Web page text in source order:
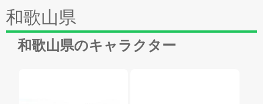
和歌山県
和歌山県のキャラクター